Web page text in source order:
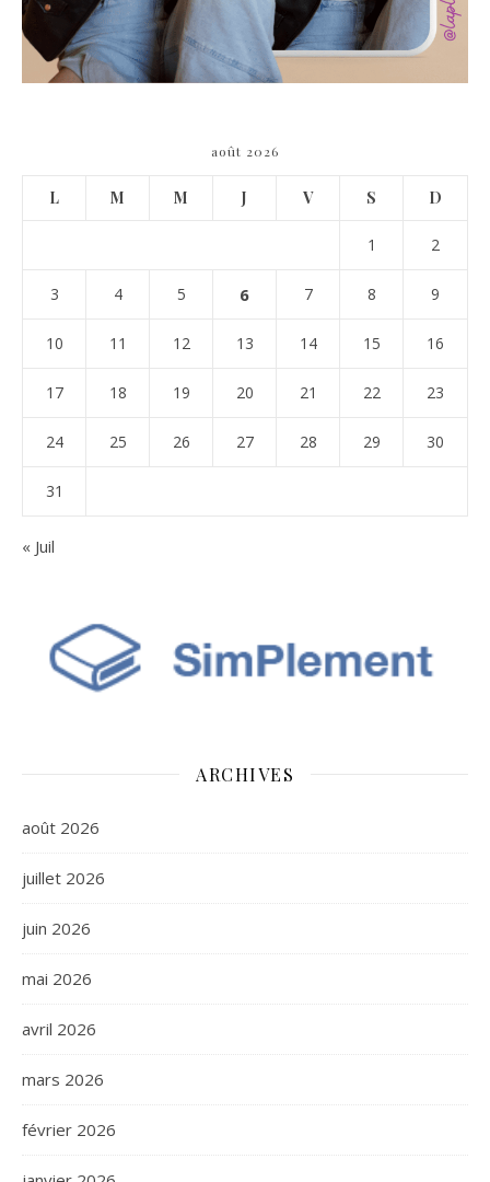
août 2026
L M M J V S D
1 2
3 4 5 6 7 8 9
10 11 12 13 14 15 16
17 18 19 20 21 22 23
24 25 26 27 28 29 30
31
« Juil
ARCHIVES
août 2026
juillet 2026
juin 2026
mai 2026
avril 2026
mars 2026
février 2026